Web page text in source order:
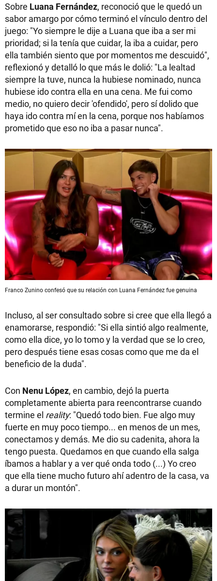
Sobre Luana Fernández, reconoció que le quedó un
sabor amargo por cómo terminó el vínculo dentro del
juego: "Yo siempre le dije a Luana que iba a ser mi
prioridad; si la tenía que cuidar, la iba a cuidar, pero
ella también siento que por momentos me descuidó",
reflexionó y detalló lo que más le dolió: "La lealtad
siempre la tuve, nunca la hubiese nominado, nunca
hubiese ido contra ella en una cena. Me fui como
medio, no quiero decir 'ofendido', pero sí dolido que
haya ido contra mí en la cena, porque nos habíamos
prometido que eso no iba a pasar nunca".
Franco Zunino confesó que su relación con Luana Fernández fue genuina
Incluso, al ser consultado sobre si cree que ella llegó a
enamorarse, respondió: "Si ella sintió algo realmente,
como ella dice, yo lo tomo y la verdad que se lo creo,
pero después tiene esas cosas como que me da el
beneficio de la duda".
Con Nenu López, en cambio, dejó la puerta
completamente abierta para reencontrarse cuando
termine el reality: "Quedó todo bien. Fue algo muy
fuerte en muy poco tiempo... en menos de un mes,
conectamos y demás. Me dio su cadenita, ahora la
tengo puesta. Quedamos en que cuando ella salga
íbamos a hablar y a ver qué onda todo (...) Yo creo
que ella tiene mucho futuro ahí adentro de la casa, va
a durar un montón".